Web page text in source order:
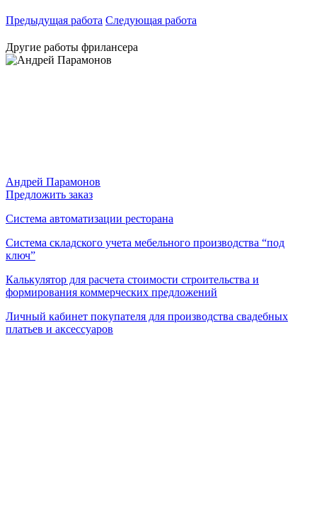
Предыдущая работа Следующая работа
Другие работы фрилансера
Андрей Парамонов
Предложить заказ
Система автоматизации ресторана
Система складского учета мебельного производства “под
ключ”
Калькулятор для расчета стоимости строительства и
формирования коммерческих предложений
Личный кабинет покупателя для производства свадебных
платьев и аксессуаров